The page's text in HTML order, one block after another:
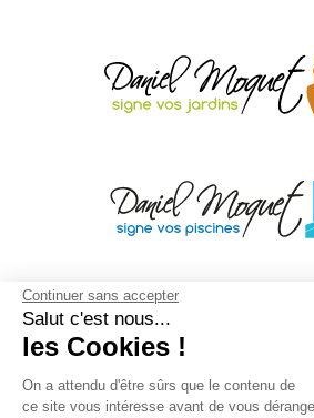
Continuer sans accepter
Salut c'est nous...
les Cookies !
On a attendu d'être sûrs que le contenu de
ce site vous intéresse avant de vous